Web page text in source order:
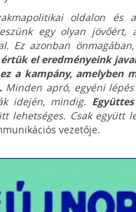
oldalon és
egy olyan jövőért,
Ez azonban
el eredményeink
a kampány, amelyben
Minden apró, egyéni
idején, mindig.
lehetséges. Csak együtt
vezetője.